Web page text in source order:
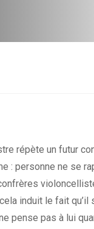
répète un futur
: personne ne se
induit le fait
pense pas à lui